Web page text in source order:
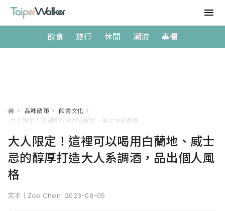
飲食 旅行 休閒 潮流 專欄
> 品味散策 > 飲食文化 >
大人限定！這裡可以喝用白蘭地、威士
忌的醇厚打造大人系調酒，品出個人風
格
文字｜Zoe Chen 2023-08-05